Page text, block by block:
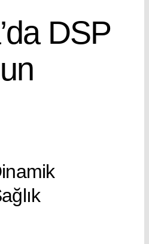
DSP